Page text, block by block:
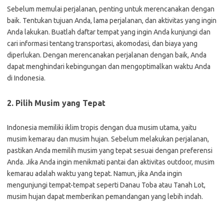
Sebelum memulai perjalanan, penting untuk merencanakan dengan
baik. Tentukan tujuan Anda, lama perjalanan, dan aktivitas yang ingin
Anda lakukan. Buatlah daftar tempat yang ingin Anda kunjungi dan
cari informasi tentang transportasi, akomodasi, dan biaya yang
diperlukan. Dengan merencanakan perjalanan dengan baik, Anda
dapat menghindari kebingungan dan mengoptimalkan waktu Anda
di Indonesia.
2. Pilih Musim yang Tepat
Indonesia memiliki iklim tropis dengan dua musim utama, yaitu
musim kemarau dan musim hujan. Sebelum melakukan perjalanan,
pastikan Anda memilih musim yang tepat sesuai dengan preferensi
Anda. Jika Anda ingin menikmati pantai dan aktivitas outdoor, musim
kemarau adalah waktu yang tepat. Namun, jika Anda ingin
mengunjungi tempat-tempat seperti Danau Toba atau Tanah Lot,
musim hujan dapat memberikan pemandangan yang lebih indah.